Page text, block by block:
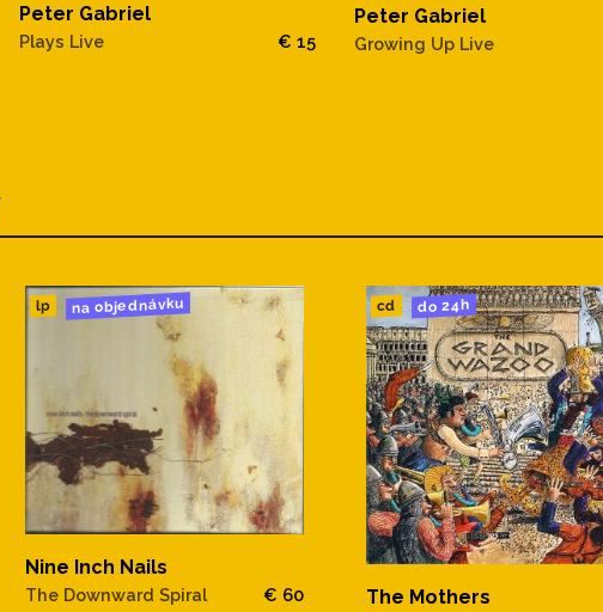
Peter Gabriel
Plays Live € 15
Peter Gabriel
Growing Up Live
lp na objednávku
Nine Inch Nails
The Downward Spiral € 60
cd do 24h
The Mothers